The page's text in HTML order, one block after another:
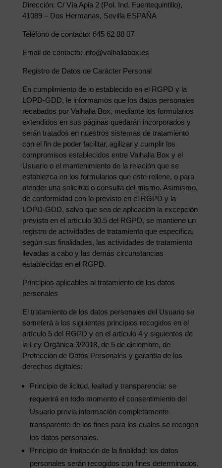
Dirección: C/ Vía Apia 2 (Pol. Ind. Fuentequintillo),
41089 – Dos Hermanas, Sevilla ESPAÑA
Teléfono de contacto: 645 62 88 07
Email de contacto: info@valhallabox.es
Registro de Datos de Carácter Personal
En cumplimiento de lo establecido en el RGPD y la
LOPD-GDD, le informamos que los datos personales
recabados por Valhalla Box, mediante los formularios
extendidos en sus páginas quedarán incorporados y
serán tratados en nuestros sistemas de tratamiento
con el fin de poder facilitar, agilizar y cumplir los
compromisos establecidos entre Valhalla Box y el
Usuario o el mantenimiento de la relación que se
establezca en los formularios que este rellene, o para
atender una solicitud o consulta del mismo. Asimismo,
de conformidad con lo previsto en el RGPD y la
LOPD-GDD, salvo que sea de aplicación la excepción
prevista en el artículo 30.5 del RGPD, se mantiene un
registro de actividades de tratamiento que especifica,
según sus finalidades, las actividades de tratamiento
llevadas a cabo y las demás circunstancias
establecidas en el RGPD.
Principios aplicables al tratamiento de los datos
personales
El tratamiento de los datos personales del Usuario se
someterá a los siguientes principios recogidos en el
artículo 5 del RGPD y en el artículo 4 y siguientes de
la Ley Orgánica 3/2018, de 5 de diciembre, de
Protección de Datos Personales y garantía de los
derechos digitales:
Principio de licitud, lealtad y transparencia: se
requerirá en todo momento el consentimiento del
Usuario previa información completamente
transparente de los fines para los cuales se recogen
los datos personales.
Principio de limitación de la finalidad: los datos
personales serán recogidos con fines determinados,